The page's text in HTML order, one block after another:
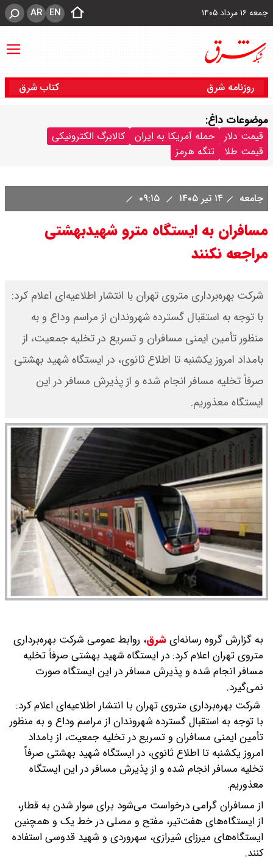
جمعه ۱۶ مرداد ۱۴۰۵ EN
AR
روزنامه شرق کتاب شرق
موضوعات داغ:
قیمت دلار حمله آمریکا به ایران
کالابرگ الکترونیکی
قیمت طلا
تنگه هرمز
جامعه ۱۴ تیر ۱۴۰۵
مسافران به ایستگاه مترو شهیدبهشتی
مراجعه نکنند
شرکت بهره‌برداری متروی تهران با انتشار اطلاعیه‌ای اعلام کرد:
با توجه به استقبال گسترده شهروندان از مراسم وداع و به‌
منظور تأمین ایمنی مسافران و تسریع در تخلیه جمعیت، از
بامداد امروز یکشنبه تا اطلاع ثانوی، در ایستگاه شهید بهشتی
صرفاً تخلیه مسافر انجام شده و از پذیرش مسافر در این
ایستگاه معذوریم.
به گزارش گروه رسانه‌ایشرق، روابط عمومی شرکت بهره‌برداری
متروی تهران اعلام کرد: در ایستگاه شهید بهشتی صرفاً تخلیه
مسافر انجام شده و پذیرش مسافر در این ایستگاه صورت
نمی‌گیرد.
شرکت بهره‌برداری متروی تهران با انتشار اطلاعیه‌ای اعلام کرد:
با توجه به استقبال گسترده شهروندان از مراسم وداع و به‌ منظور
تأمین ایمنی مسافران و تسریع در تخلیه جمعیت، از بامداد
امروز یکشنبه تا اطلاع ثانوی، در ایستگاه شهید بهشتی صرفاً
تخلیه مسافر انجام شده و از پذیرش مسافر در این ایستگاه
معذوریم.
از مسافران گرامی درخواست می‌شود برای سوار شدن به قطار،
از ایستگاه‌های هفت‌تیر، مفتح و مصلی در خط یک و همچنین
ایستگاه‌های میرزای شیرازی، سهروردی و شهید قدوسی استفاده
کنند.